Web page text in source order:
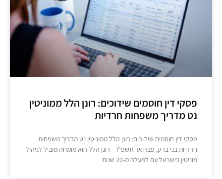
פסקי דין חוסמים שידוכים: רונן הלל ממוניטין
נט מדריך משפחות חרדיות
פסקי דין חוסמים שידוכים: רונן הלל ממוניטין נט מדריך משפחות
חרדיות בני ברק, פברואר תשפ"ו – רונן הלל הוא מומחה מוביל לניהול
מוניטין בישראל עם למעלה מ-20 שנות